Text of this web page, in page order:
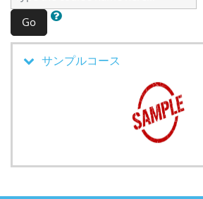
Go
サンプルコース